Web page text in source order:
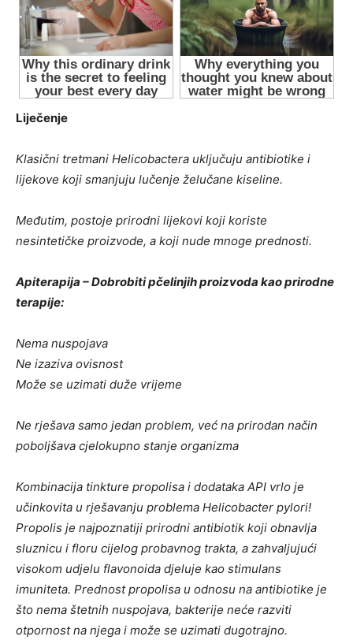
Liječenje
Klasični tretmani Helicobactera uključuju antibiotike i
lijekove koji smanjuju lučenje želučane kiseline.
Međutim, postoje prirodni lijekovi koji koriste
nesintetičke proizvode, a koji nude mnoge prednosti.
Apiterapija – Dobrobiti pčelinjih proizvoda kao prirodne
terapije:
Nema nuspojava
Ne izaziva ovisnost
Može se uzimati duže vrijeme
Ne rješava samo jedan problem, već na prirodan način
poboljšava cjelokupno stanje organizma
Kombinacija tinkture propolisa i dodataka API vrlo je
učinkovita u rješavanju problema Helicobacter pylori!
Propolis je najpoznatiji prirodni antibiotik koji obnavlja
sluznicu i floru cijelog probavnog trakta, a zahvaljujući
visokom udjelu flavonoida djeluje kao stimulans
imuniteta. Prednost propolisa u odnosu na antibiotike je
što nema štetnih nuspojava, bakterije neće razviti
otpornost na njega i može se uzimati dugotrajno.